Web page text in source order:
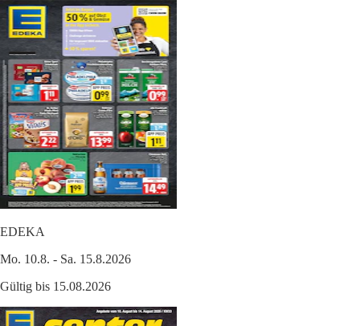
EDEKA
Mo. 10.8. - Sa. 15.8.2026
Gültig bis 15.08.2026